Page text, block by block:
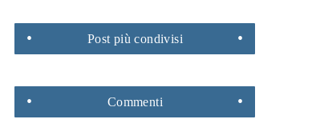
Post più condivisi
Commenti